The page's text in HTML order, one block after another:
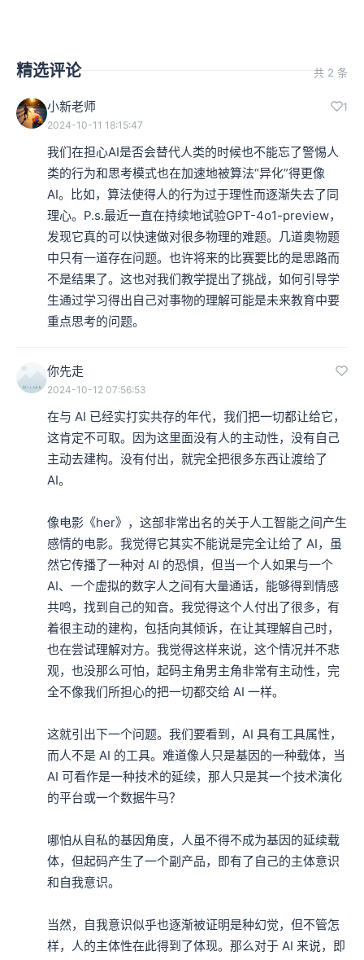
对事实的简单罗列，或者是对事物表面特征的识别。
精选评论 共 2 条
小新老师 1
2024-10-11 18:15:47
我们在担心AI是否会替代人类的时候也不能忘了警惕人
类的行为和思考模式也在加速地被算法“异化”得更像
AI。比如，算法使得人的行为过于理性而逐渐失去了同
理心。P.s.最近一直在持续地试验GPT-4o1-preview，
发现它真的可以快速做对很多物理的难题。几道奥物题
中只有一道存在问题。也许将来的比赛要比的是思路而
不是结果了。这也对我们教学提出了挑战，如何引导学
生通过学习得出自己对事物的理解可能是未来教育中要
重点思考的问题。
你先走
2024-10-12 07:56:53
在与 AI 已经实打实共存的年代，我们把一切都让给它，
这肯定不可取。因为这里面没有人的主动性，没有自己
主动去建构。没有付出，就完全把很多东西让渡给了
AI。
像电影《her》，这部非常出名的关于人工智能之间产生
感情的电影。我觉得它其实不能说是完全让给了 AI，虽
然它传播了一种对 AI 的恐惧，但当一个人如果与一个
AI、一个虚拟的数字人之间有大量通话，能够得到情感
共鸣，找到自己的知音。我觉得这个人付出了很多，有
着很主动的建构，包括向其倾诉，在让其理解自己时，
也在尝试理解对方。我觉得这样来说，这个情况并不悲
观，也没那么可怕，起码主角男主角非常有主动性，完
全不像我们所担心的把一切都交给 AI 一样。
这就引出下一个问题。我们要看到，AI 具有工具属性，
而人不是 AI 的工具。难道像人只是基因的一种载体，当
AI 可看作是一种技术的延续，那人只是其一个技术演化
的平台或一个数据牛马？
哪怕从自私的基因角度，人虽不得不成为基因的延续载
体，但起码产生了一个副产品，即有了自己的主体意识
和自我意识。
当然，自我意识似乎也逐渐被证明是种幻觉，但不管怎
样，人的主体性在此得到了体现。那么对于 AI 来说，即